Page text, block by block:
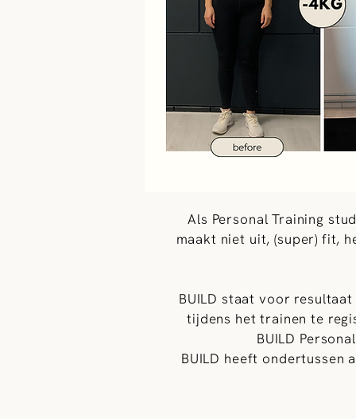
Als Personal Training
maakt niet uit, (super) fit,
BUILD staat voor
tijdens het trainen te
BUILD
BUILD heeft ondertussen